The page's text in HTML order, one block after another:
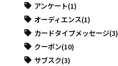
アンケート(1)
オーディエンス(1)
カードタイプメッセージ(3)
クーポン(10)
サブスク(3)